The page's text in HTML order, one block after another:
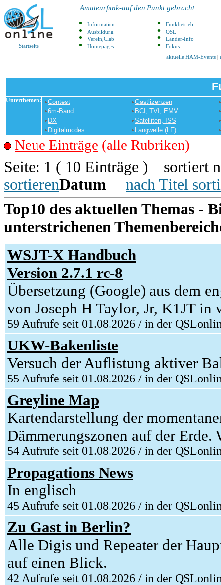
Startseite
Amateurfunk-auf den Punkt gebracht
Information
Funkbetrieb
Ausbildung
QSL
Verein,Club
Länder-Info
Homepages
Fokus
aktuelle HAM-Events
Unterthemen: Contest
Gastlizenzen
6m-Band
BCI, TVI, EMV
DX
Satelliten, ISS
Digitalmodes
Langwelle (LF)
Neue Einträge (alle Rubriken)
Seite: 1 ( 10 Einträge ) sortiert
sortierenDatum
nach Titel
Top10 des aktuellen Themas -
unterstrichenen
WSJT-X Handbuch
Version 2.7.1 rc-8
Übersetzung (Google) aus dem
von Joseph H Taylor, Jr, K1JT in
59 Aufrufe seit 01.08.2026 / in der
UKW-Bakenliste
Versuch der Auflistung aktiver
55 Aufrufe seit 01.08.2026 / in der
Greyline Map
Kartendarstellung der
Dämmerungszonen auf der
54 Aufrufe seit 01.08.2026 / in der
Propagations News
In englisch
45 Aufrufe seit 01.08.2026 / in der
Zu Gast in Berlin?
Alle Digis und Repeater der
auf einen Blick.
42 Aufrufe seit 01.08.2026 / in der